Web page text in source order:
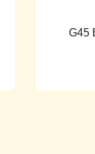
G45